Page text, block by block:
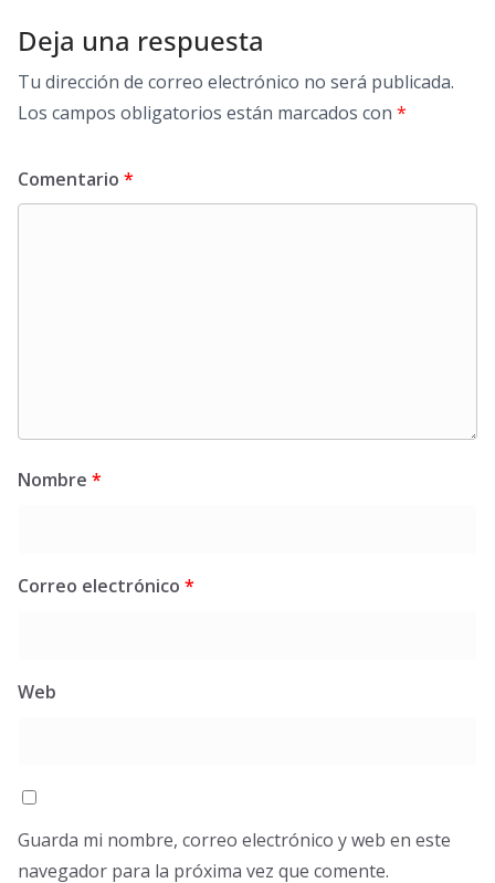
Deja una respuesta
Tu dirección de correo electrónico no será publicada.
Los campos obligatorios están marcados con *
Comentario *
Nombre *
Correo electrónico *
Web
Guarda mi nombre, correo electrónico y web en este
navegador para la próxima vez que comente.